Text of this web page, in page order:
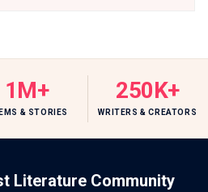
1M+
& STORIES
250K+
WRITERS & CREATORS
Literature Community